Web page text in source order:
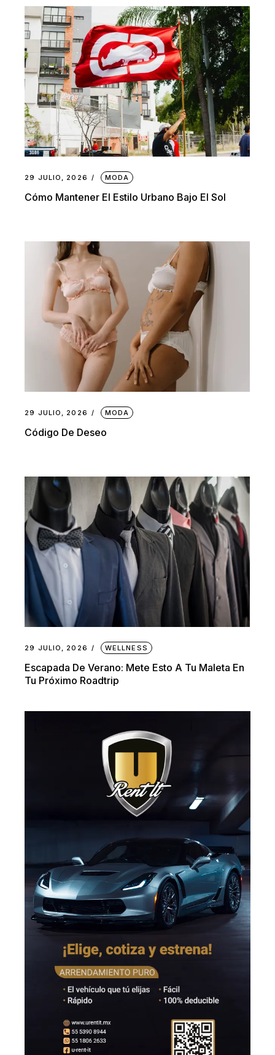
29 JULIO, 2026 MODA
Cómo Mantener El Estilo Urbano Bajo El Sol
29 JULIO, 2026 MODA
Código De Deseo
29 JULIO, 2026 WELLNESS
Escapada De Verano: Mete Esto A Tu Maleta En
Tu Próximo Roadtrip